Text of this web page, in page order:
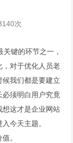
次
键的环节之一，
，对于优化人员老
我们都是要建立
必须明白用户究竟
想这才是企业网站
今天主题。
。